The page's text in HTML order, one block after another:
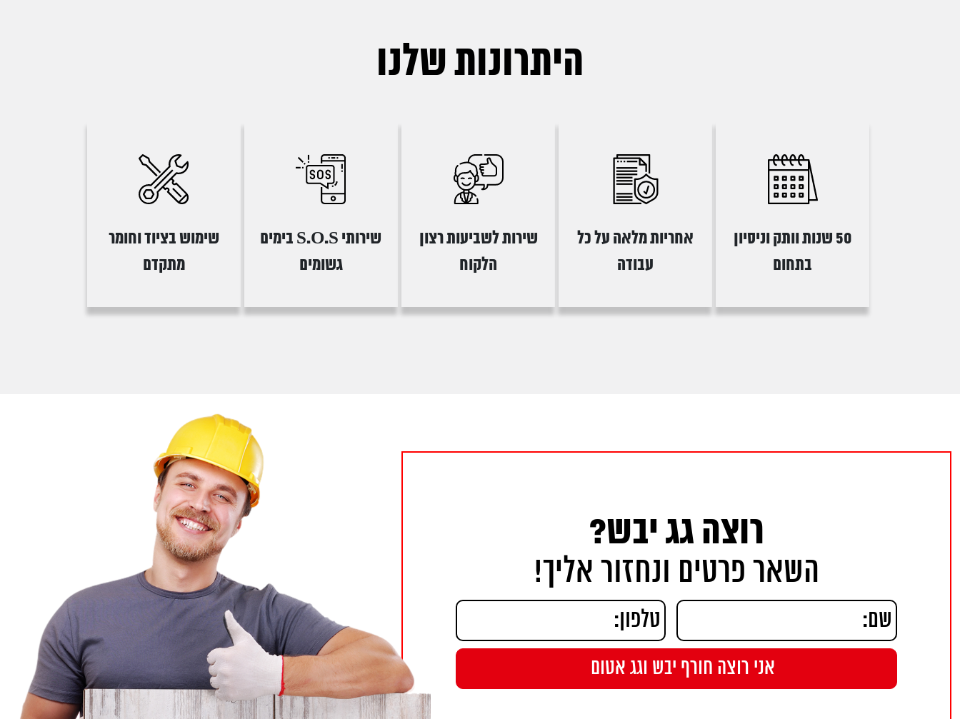
היתרונות שלנו
50 שנות וותק וניסיון
בתחום
אחריות מלאה על כל
עבודה
שירות לשביעות רצון
הלקוח
שירותי S.O.S בימים
גשומים
שימוש בציוד וחומר
מתקדם
רוצה גג יבש?
השאר פרטים ונחזור אליך!